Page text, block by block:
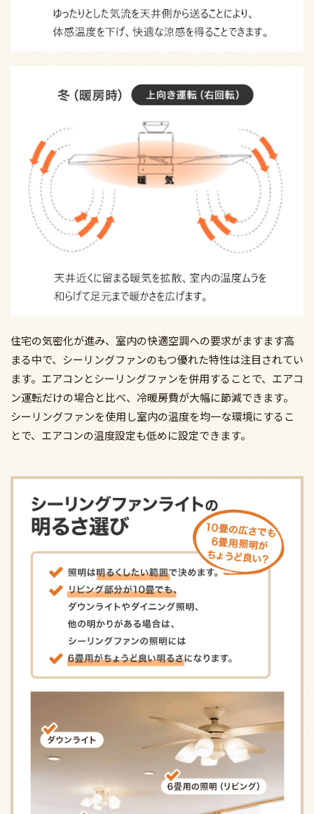
住宅の気密化が進み、室内の快適空調への要求がますます高
まる中で、シーリングファンのもつ優れた特性は注目されてい
ます。エアコンとシーリングファンを併用することで、エアコ
ン運転だけの場合と比べ、冷暖房費が大幅に節減できます。
シーリングファンを使用し室内の温度を均一な環境にするこ
とで、エアコンの温度設定も低めに設定できます。